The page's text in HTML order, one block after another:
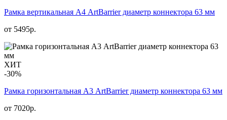
Рамка вертикальная А4 ArtBarrier диаметр коннектора 63 мм
от 5495р.
ХИТ
-30%
Рамка горизонтальная А3 ArtBarrier диаметр коннектора 63 мм
от 7020р.